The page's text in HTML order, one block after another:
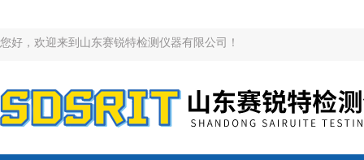
您好，欢迎来到山东赛锐特检测仪器有限公司！